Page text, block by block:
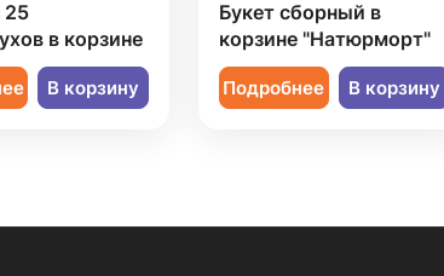
25
в корзине
В корзину
Букет сборный в
корзине "Натюрморт"
Подробнее В корзину